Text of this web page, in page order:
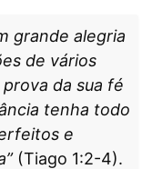
grande alegria
de vários
da sua fé
tenha todo
e
(Tiago 1:2-4).